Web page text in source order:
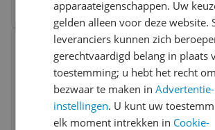
Ga naar goedkoopste
Vergelijken
Bekijk product
apparaateigenschappen. Uw
gelden alleen voor deze website.
leveranciers kunnen zich
gerechtvaardigd belang in plaats
toestemming; u hebt het recht om
bezwaar te maken inAdvertentie-
instellingen. U kunt uw
elk moment intrekken in Cookie-